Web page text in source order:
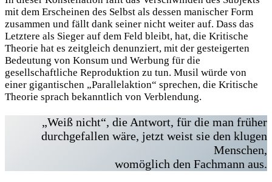
mit dem Erscheinen des Selbst als dessen manischer Form
zusammen und fällt dank seiner nicht weiter auf. Dass das
Letztere als Sieger auf dem Feld bleibt, hat, die Kritische
Theorie hat es zeitgleich denunziert, mit der gesteigerten
Bedeutung von Konsum und Werbung für die
gesellschaftliche Reproduktion zu tun. Musil würde von
einer gigantischen „Parallelaktion“ sprechen, die Kritische
Theorie sprach bekanntlich von Verblendung.
„Weiß nicht“, die Antwort, für die man früher
durchgefallen wäre, jetzt weist sie den klugen
Menschen,
womöglich den Fachmann aus.